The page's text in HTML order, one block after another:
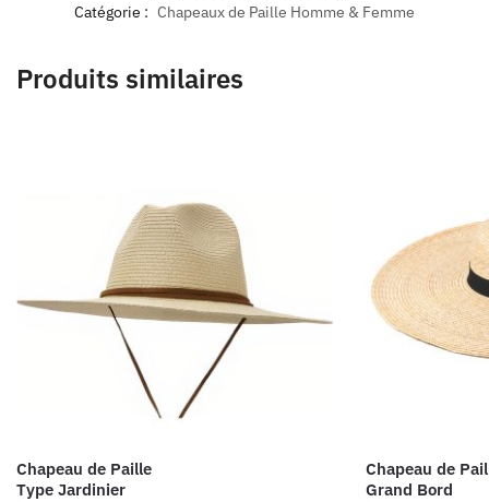
Catégorie : Chapeaux de Paille Homme & Femme
Produits similaires
Chapeau de Paille
Type Jardinier
Chapeau de
Grand Bord